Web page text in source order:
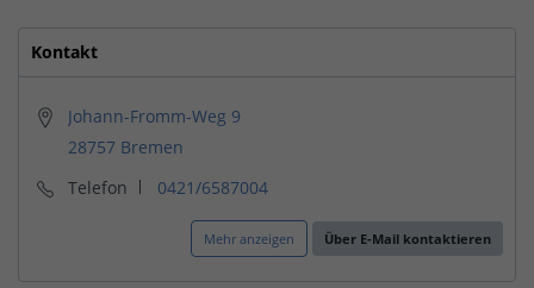
Kontakt
Johann-Fromm-Weg 9
28757 Bremen
Telefon
0421/6587004
Mehr anzeigen Über E-Mail kontaktieren